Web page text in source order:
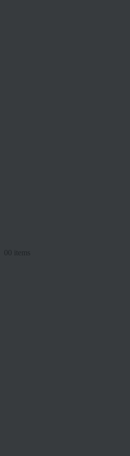
00 items